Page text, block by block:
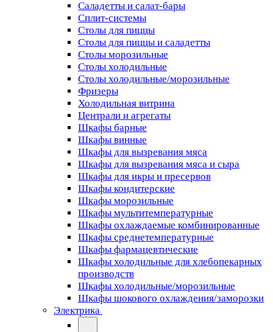
Саладетты и салат-бары
Сплит-системы
Столы для пиццы
Столы для пиццы и саладетты
Столы морозильные
Столы холодильные
Столы холодильные/морозильные
Фризеры
Холодильная витрина
Централи и агрегаты
Шкафы барные
Шкафы винные
Шкафы для вызревания мяса
Шкафы для вызревания мяса и сыра
Шкафы для икры и пресервов
Шкафы кондитерские
Шкафы морозильные
Шкафы мультитемпературные
Шкафы охлаждаемые комбинированные
Шкафы среднетемпературные
Шкафы фармацевтические
Шкафы холодильные для хлебопекарных
производств
Шкафы холодильные/морозильные
Шкафы шокового охлаждения/заморозки
Электрика